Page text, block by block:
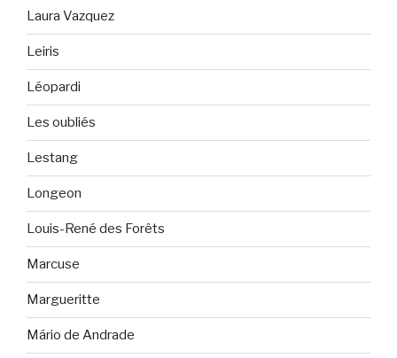
Laura Vazquez
Leiris
Léopardi
Les oubliés
Lestang
Longeon
Louis-René des Forêts
Marcuse
Margueritte
Mário de Andrade